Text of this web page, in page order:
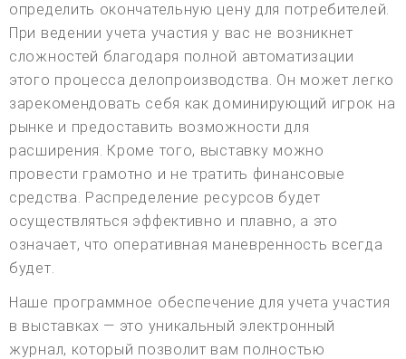
определить окончательную цену для потребителей.
При ведении учета участия у вас не возникнет
сложностей благодаря полной автоматизации
этого процесса делопроизводства. Он может легко
зарекомендовать себя как доминирующий игрок на
рынке и предоставить возможности для
расширения. Кроме того, выставку можно
провести грамотно и не тратить финансовые
средства. Распределение ресурсов будет
осуществляться эффективно и плавно, а это
означает, что оперативная маневренность всегда
будет.
Наше программное обеспечение для учета участия
в выставках — это уникальный электронный
журнал, который позволит вам полностью